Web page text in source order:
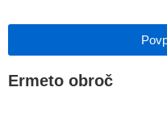
Ermeto obroč